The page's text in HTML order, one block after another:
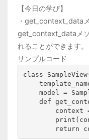
【今日の学び】
・ get_context_data
get_context_dataメ
れることができます。
サンプルコード
class
model =
    def
context
return